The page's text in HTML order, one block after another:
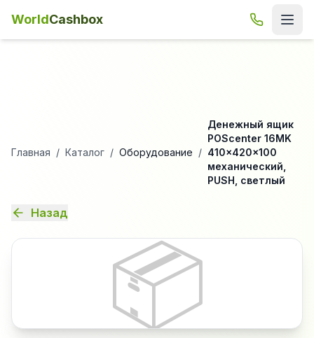
WorldCashbox
Главная / Каталог / Оборудование /
Денежный ящик
POScenter 16MK
410x420x100
механический,
PUSH, светлый
Назад
📦